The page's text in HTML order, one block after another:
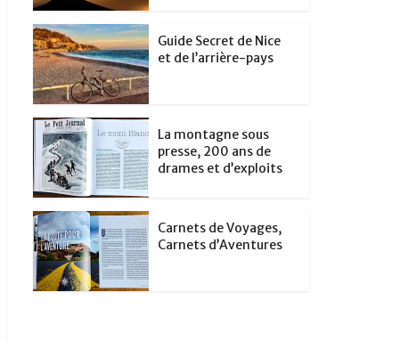
Guide Secret de Nice
et de l’arrière-pays
La montagne sous
presse, 200 ans de
drames et d’exploits
Carnets de Voyages,
Carnets d’Aventures